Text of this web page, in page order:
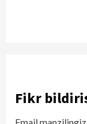
Fikr